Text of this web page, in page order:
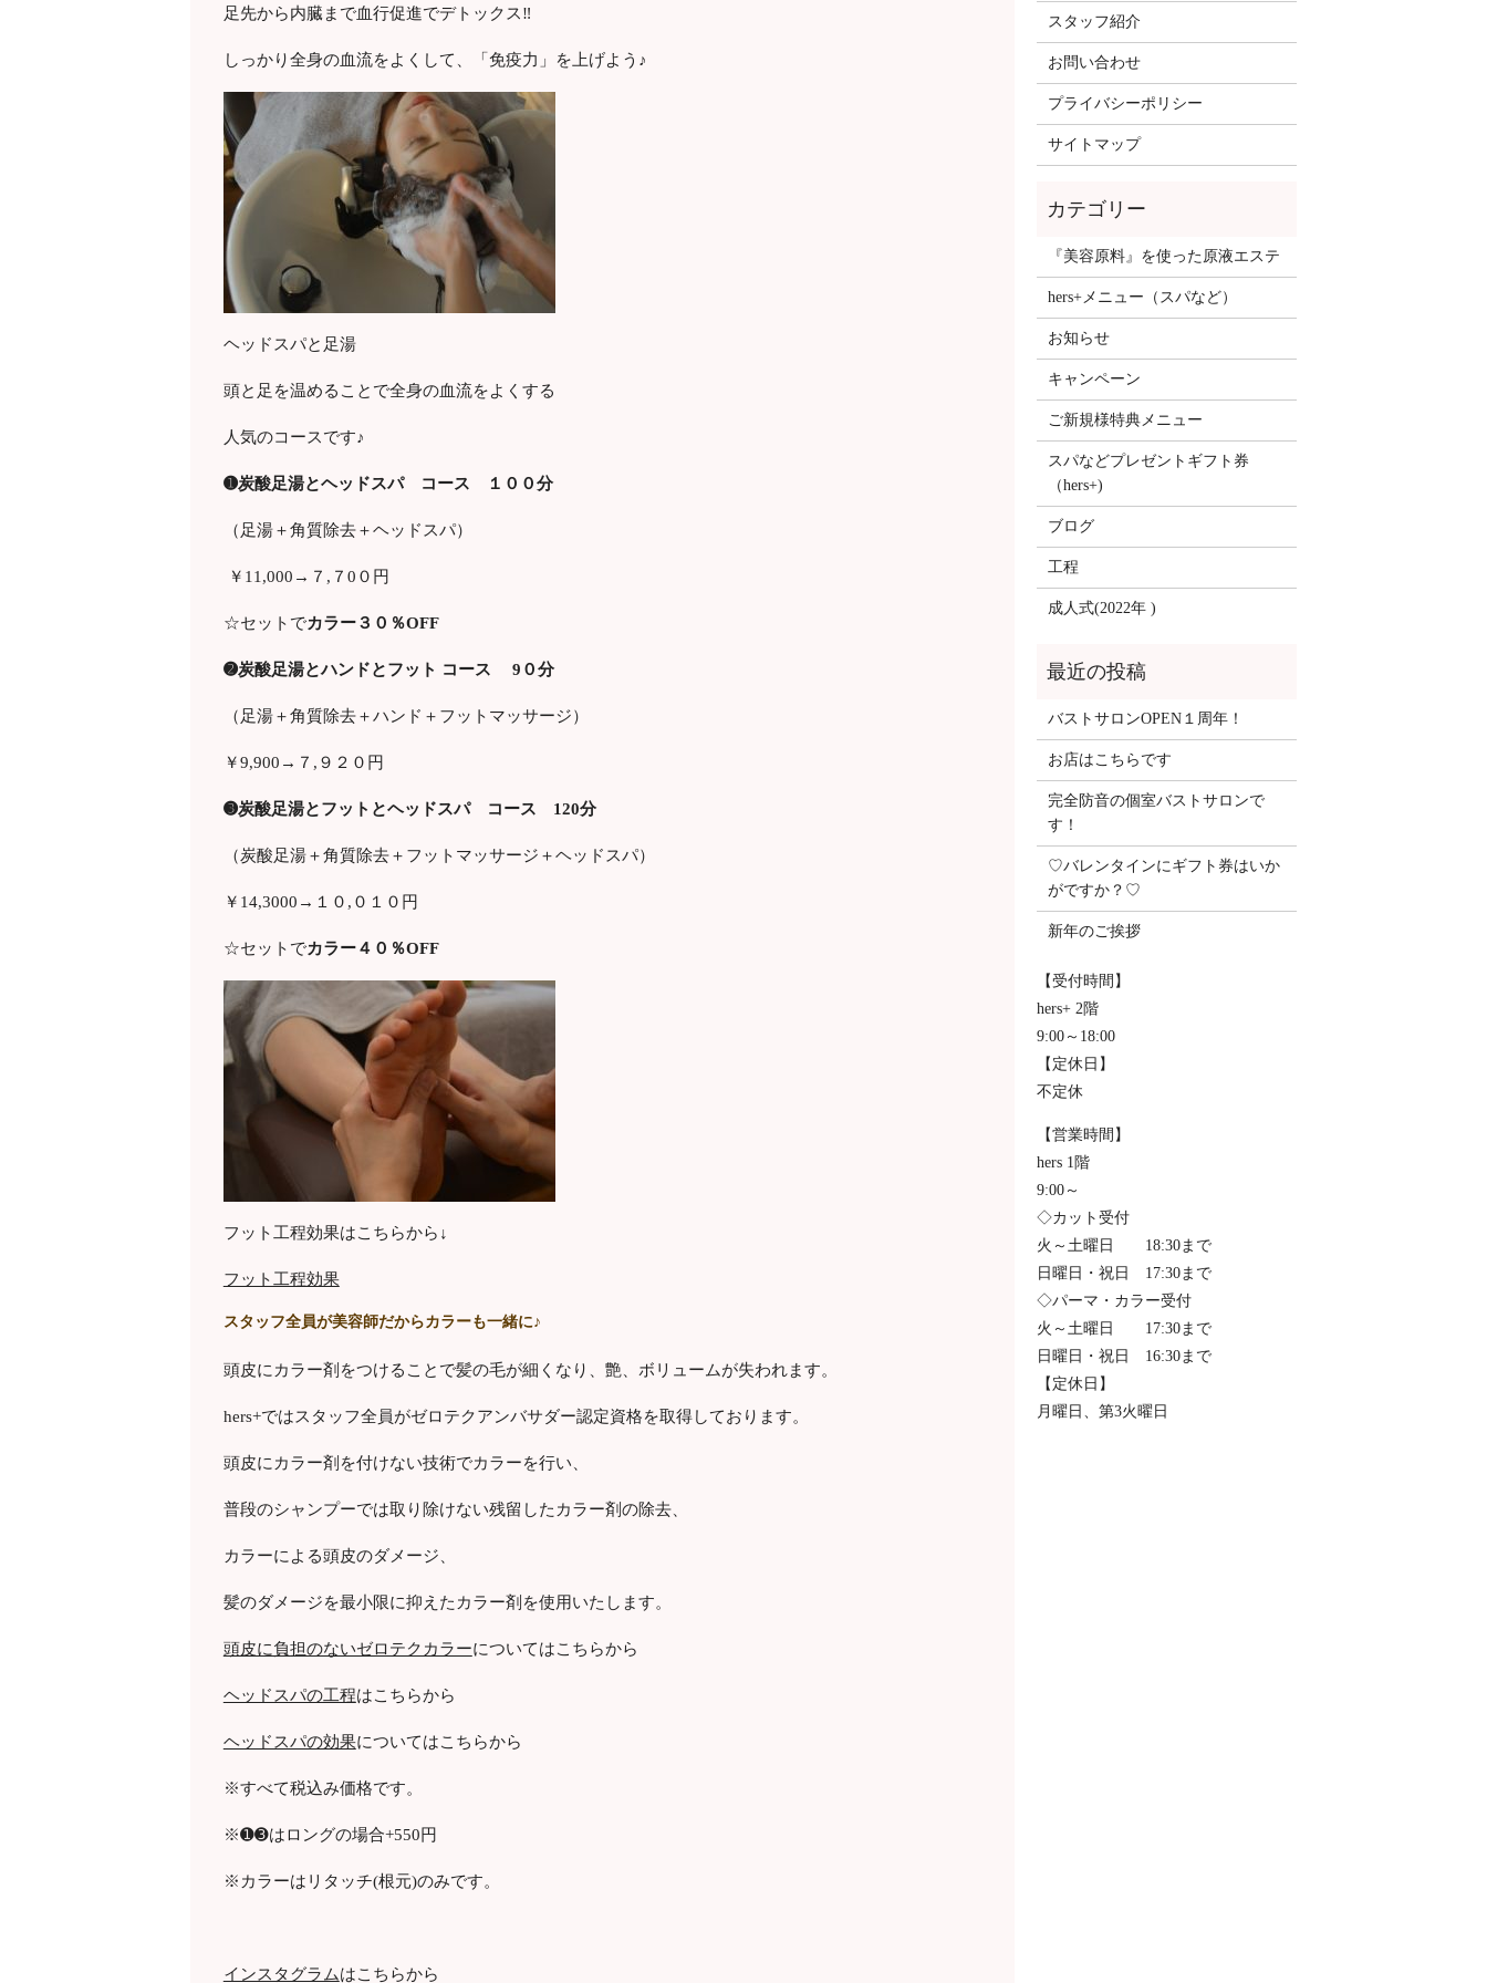
足先から内臓まで血行促進でデトックス‼
しっかり全身の血流をよくして、「免疫力」を上げよう♪
ヘッドスパと足湯
頭と足を温めることで全身の血流をよくする
人気のコースです♪
➊炭酸足湯とヘッドスパ コース １００分
（足湯＋角質除去＋ヘッドスパ）
￥11,000 →７ , ７ 0 ０円
☆セットでカラー３０％OFF
➋炭酸足湯とハンドとフット コース 9０分
（足湯＋角質除去＋ハンド＋フットマッサージ）
￥9,900 →７ , ９２０円
➌炭酸足湯とフットとヘッドスパ コース 120分
（炭酸足湯＋角質除去＋フットマッサージ＋ヘッドスパ）
￥14,3000 →１０,０１０円
☆セットでカラー４０％OFF
フット工程効果はこちらから↓
フット工程効果
スタッフ全員が美容師だからカラーも一緒に♪
頭皮にカラー剤をつけることで髪の毛が細くなり、艶、ボリュームが失われます。
hers+ではスタッフ全員がゼロテクアンバサダー認定資格を取得しております。
頭皮にカラー剤を付けない技術でカラーを行い、
普段のシャンプーでは取り除けない残留したカラー剤の除去、
カラーによる頭皮のダメージ、
髪のダメージを最小限に抑えたカラー剤を使用いたします。
頭皮に負担のないゼロテクカラーについてはこちらから
ヘッドスパの工程はこちらから
ヘッドスパの効果についてはこちらから
※すべて税込み価格です。
※➊➌はロングの場合+550円
※カラーはリタッチ(根元)のみです。
インスタグラムはこちらから
スタッフ紹介
お問い合わせ
プライバシーポリシー
サイトマップ
『美容原料』を使った原液エステ
hers+メニュー（スパなど）
お知らせ
キャンペーン
ご新規様特典メニュー
スパなどプレゼントギフト券
（hers+)
ブログ
工程
成人式(2022年 )
バストサロンOPEN１周年！
お店はこちらです
完全防音の個室バストサロンで
す！
♡バレンタインにギフト券はいか
がですか？♡
新年のご挨拶
【受付時間】
hers+ 2階
9:00～18:00
【定休日】
不定休
【営業時間】
hers 1階
9:00～
◇カット受付
火～土曜日 18:30まで
日曜日・祝日 17:30まで
◇パーマ・カラー受付
火～土曜日 17:30まで
日曜日・祝日 16:30まで
【定休日】
月曜日、第3火曜日